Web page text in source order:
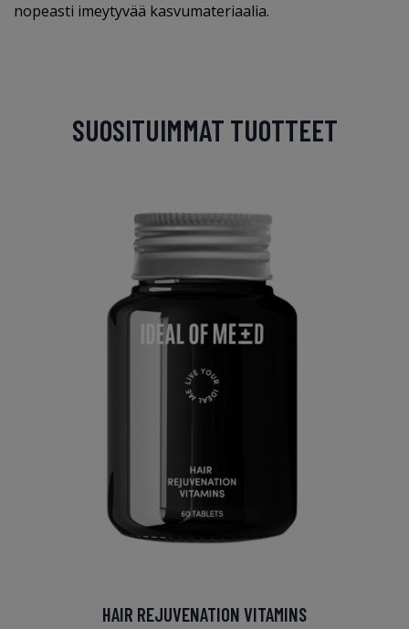
nopeasti imeytyvää kasvumateriaalia.
SUOSITUIMMAT TUOTTEET
HAIR REJUVENATION VITAMINS